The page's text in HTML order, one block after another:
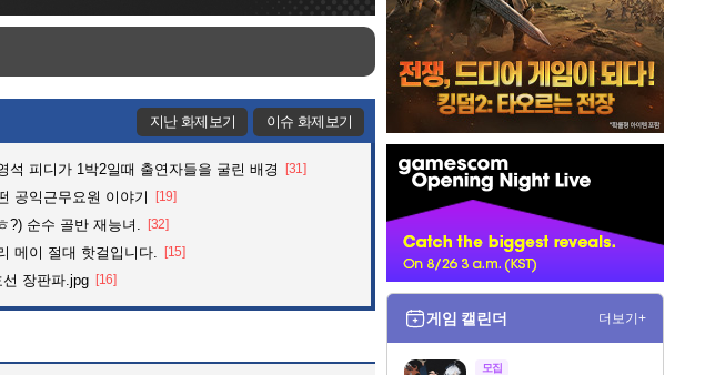
지난 화제보기 이슈 화제보기
석 피디가 1박2일때 출연자들을 굴린 배경 [31]
공익근무요원 이야기 [19]
?) 순수 골반 재능녀. [32]
메이 절대 핫걸입니다. [15]
선 장판파.jpg [16]
벤
게임 캘린더 더보기+
모집